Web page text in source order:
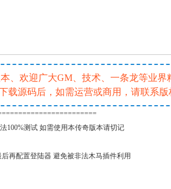
、欢迎广大GM、技术、一条龙等业
载源码后，如需运营或商用，请联系
100%测试 如需使用本传奇版本请切记
再配置登陆器 避免被非法木马插件利用